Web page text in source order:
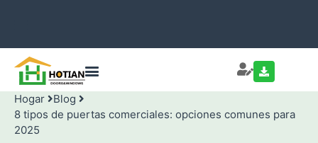
Hogar
Blog
8 tipos de puertas comerciales: opciones comunes para
2025